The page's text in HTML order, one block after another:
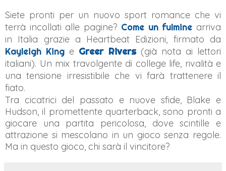
Siete pronti per un nuovo sport romance che vi
terrà incollati alle pagine? Come un fulmine arriva
in Italia grazie a Heartbeat Edizioni, firmato da
Kayleigh King e Greer Rivers(già nota ai lettori
italiani). Un mix travolgente di college life, rivalità e
una tensione irresistibile che vi farà trattenere il
fiato.
Tra cicatrici del passato e nuove sfide, Blake e
Hudson, il promettente quarterback, sono pronti a
giocare una partita pericolosa, dove scintille e
attrazione si mescolano in un gioco senza regole.
Ma in questo gioco, chi sarà il vincitore?